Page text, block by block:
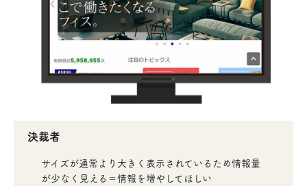
決裁者
サイズが通常より大きく表示されているため情報量
が少なく見える＝情報を増やしてほしい